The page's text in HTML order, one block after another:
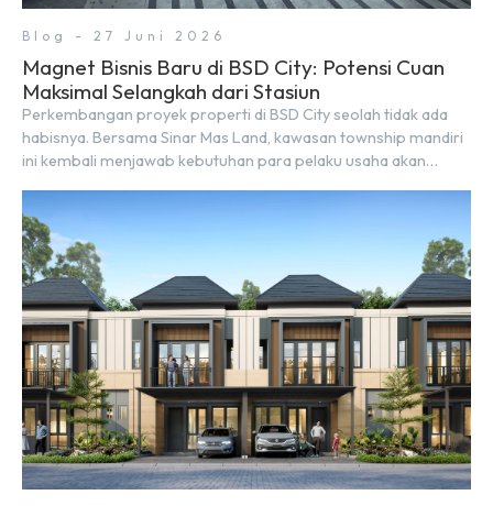
Blog - 27 Juni 2026
Magnet Bisnis Baru di BSD City: Potensi Cuan
Maksimal Selangkah dari Stasiun
Perkembangan proyek properti di BSD City seolah tidak ada
habisnya. Bersama Sinar Mas Land, kawasan township mandiri
ini kembali menjawab kebutuhan para pelaku usaha akan
keunggulan geografis yang sangat strategis. Letaknya
menempel langsung dengan dua pusat pergerakan massa […]